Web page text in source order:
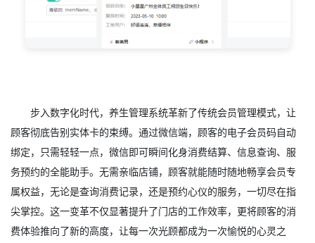
步入数字化时代，养生管理系统革新了传统会员管理模式，让
顾客彻底告别实体卡的束缚。通过微信端，顾客的电子会员码自动
绑定，只需轻轻一点，微信即可瞬间化身消费结算、信息查询、服
务预约的全能助手。无需亲临店铺，顾客就能随时随地畅享会员专
属权益，无论是查询消费记录，还是预约心仪的服务，一切尽在指
尖掌控。这一变革不仅显著提升了门店的工作效率，更将顾客的消
费体验推向了新的高度，让每一次光顾都成为一次愉悦的心灵之